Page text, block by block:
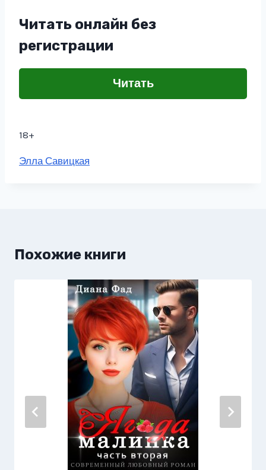
Читать онлайн без
регистрации
Читать
18+
Метки
Элла Савицкая
Похожие книги